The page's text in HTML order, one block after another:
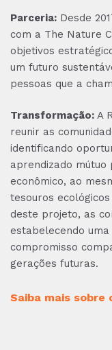
Parceria: Desde
com a The Nature
objetivos
um futuro
pessoas que a
Transformação: A
reunir as
identificando
aprendizado
econômico, ao
tesouros
deste projeto, as
estabelecendo
compromisso
gerações futuras.
Saiba mais sobre